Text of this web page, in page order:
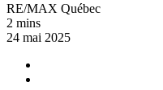
RE/MAX Québec
2 mins
24 mai 2025